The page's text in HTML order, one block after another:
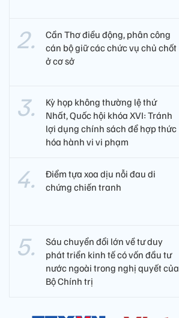
Cần Thơ điều động, phân công
cán bộ giữ các chức vụ chủ chốt
ở cơ sở
Kỳ họp không thường lệ thứ
Nhất, Quốc hội khóa XVI: Tránh
lợi dụng chính sách để hợp thức
hóa hành vi vi phạm
Điểm tựa xoa dịu nỗi đau di
chứng chiến tranh
Sáu chuyển đổi lớn về tư duy
phát triển kinh tế có vốn đầu tư
nước ngoài trong nghị quyết của
Bộ Chính trị